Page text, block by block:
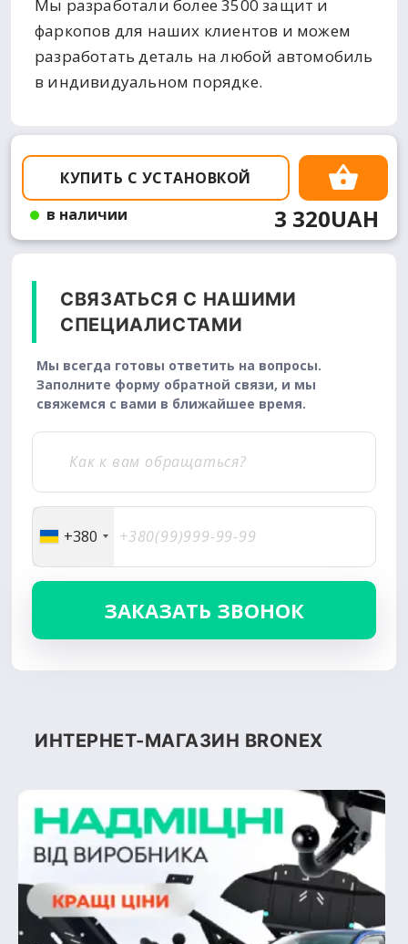
Мы разработали более 3500 защит и
фаркопов для наших клиентов и можем
разработать деталь на любой автомобиль
в индивидуальном порядке.
КУПИТЬ С УСТАНОВКОЙ
в наличии
3 320UAH
СВЯЗАТЬСЯ С НАШИМИ
СПЕЦИАЛИСТАМИ
Мы всегда готовы ответить на вопросы.
Заполните форму обратной связи, и мы
свяжемся с вами в ближайшее время.
+380
ИНТЕРНЕТ-МАГАЗИН BRONEX